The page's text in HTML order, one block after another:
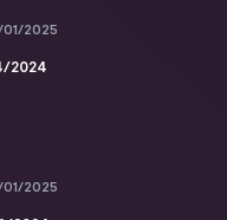
01/2025
2024
01/2025